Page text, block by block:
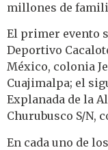
millones de
El primer evento
Deportivo
México, colonia
Cuajimalpa; el
Explanada de la
Churubusco S/N,
En cada uno de